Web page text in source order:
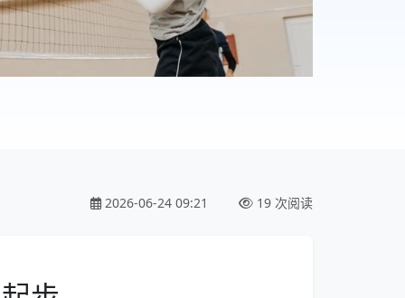
2026-06-24 09:21 19 次阅读